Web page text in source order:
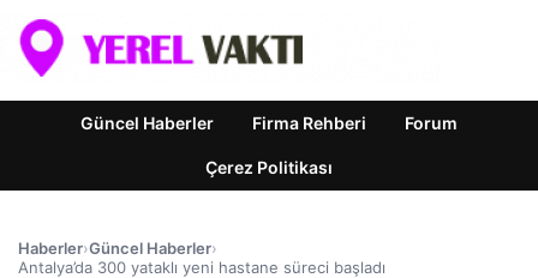
Güncel Haberler Firma Rehberi Forum
Çerez Politikası
Haberler›Güncel Haberler›
Antalya’da 300 yataklı yeni hastane süreci başladı